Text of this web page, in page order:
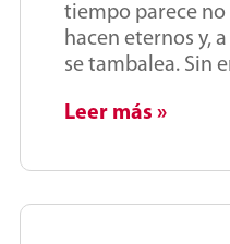
tiempo parece no
hacen eternos y,
se tambalea. Sin
Leer más »